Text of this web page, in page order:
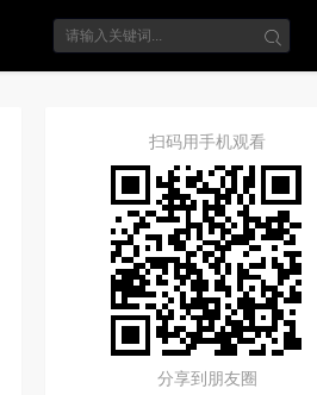
扫码用手机观看
分享到朋友圈